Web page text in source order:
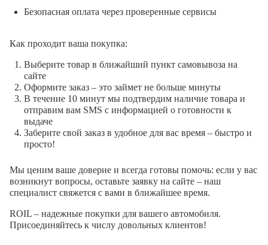
Безопасная оплата через проверенные сервисы
Как проходит ваша покупка:
Выберите товар в ближайший пункт самовывоза на
сайте
Оформите заказ – это займет не больше минуты
В течение 10 минут мы подтвердим наличие товара и
отправим вам SMS с информацией о готовности к
выдаче
Заберите свой заказ в удобное для вас время – быстро и
просто!
Мы ценим ваше доверие и всегда готовы помочь: если у вас
возникнут вопросы, оставьте заявку на сайте – наш
специалист свяжется с вами в ближайшее время.
ROIL – надежные покупки для вашего автомобиля.
Присоединяйтесь к числу довольных клиентов!